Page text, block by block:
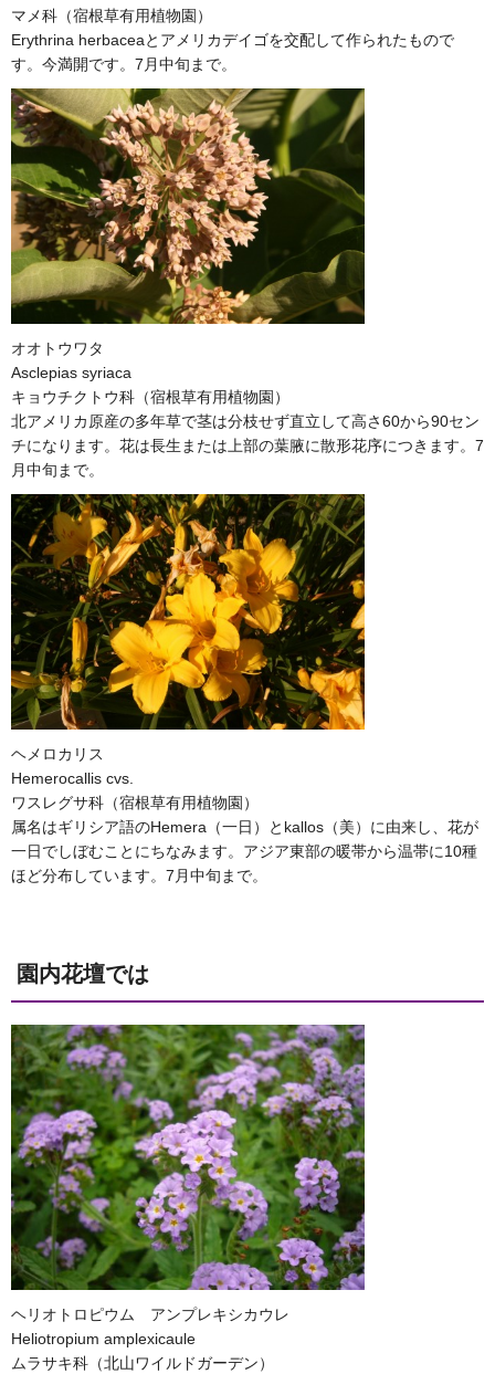
マメ科（宿根草有用植物園）
Erythrina herbaceaとアメリカデイゴを交配して作られたもので
す。今満開です。7月中旬まで。
オオトウワタ
Asclepias syriaca
キョウチクトウ科（宿根草有用植物園）
北アメリカ原産の多年草で茎は分枝せず直立して高さ60から90セン
チになります。花は長生または上部の葉腋に散形花序につきます。7
月中旬まで。
ヘメロカリス
Hemerocallis cvs.
ワスレグサ科（宿根草有用植物園）
属名はギリシア語のHemera（一日）とkallos（美）に由来し、花が
一日でしぼむことにちなみます。アジア東部の暖帯から温帯に10種
ほど分布しています。7月中旬まで。
園内花壇では
ヘリオトロピウム アンプレキシカウレ
Heliotropium amplexicaule
ムラサキ科（北山ワイルドガーデン）